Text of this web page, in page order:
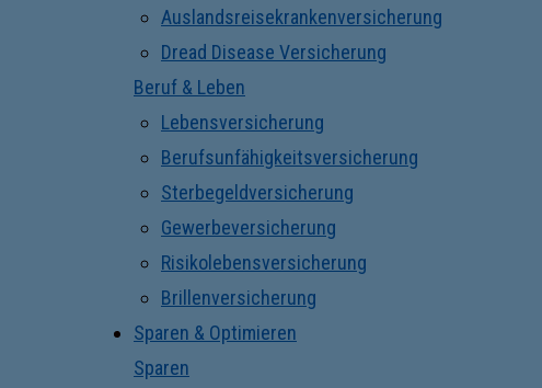
Auslandsreisekrankenversicherung
Dread Disease Versicherung
Beruf & Leben
Lebensversicherung
Berufsunfähigkeitsversicherung
Sterbegeldversicherung
Gewerbeversicherung
Risikolebensversicherung
Brillenversicherung
Sparen & Optimieren
Sparen